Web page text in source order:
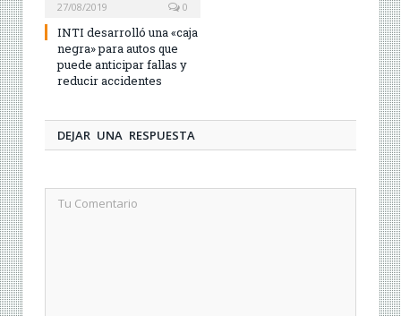
27/08/2019 0
INTI desarrolló una «caja
negra» para autos que
puede anticipar fallas y
reducir accidentes
DEJAR UNA RESPUESTA